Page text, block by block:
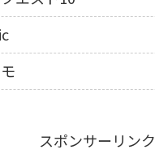
スポンサーリンク